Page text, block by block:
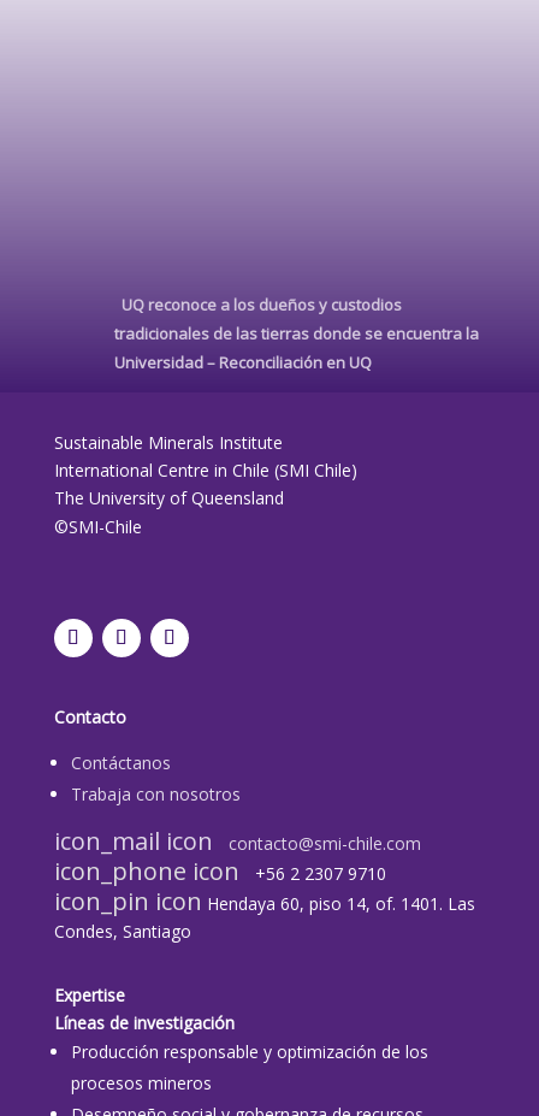
UQ reconoce a los dueños y custodios
tradicionales de las tierras donde se encuentra la
Universidad – Reconciliación en UQ
Sustainable Minerals Institute
International Centre in Chile (SMI Chile)
The University of Queensland
©SMI-Chile
Contacto
Contáctanos
Trabaja con nosotros
icon_mail icon contacto@smi-chile.com
icon_phone icon +56 2 2307 9710​
icon_pin icon Hendaya 60, piso 14, of. 1401. Las
Condes, Santiago
Expertise
Líneas de investigación
Producción responsable y optimización de los
procesos mineros